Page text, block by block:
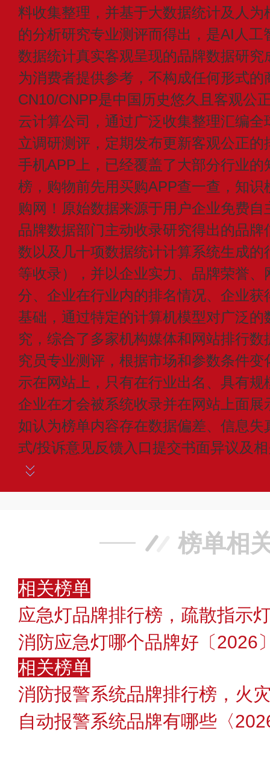
料收集整理，并基于大数据统计及人
的分析研究专业测评而得出，是AI人
数据统计真实客观呈现的品牌数据研
为消费者提供参考，不构成任何形式
CN10/CNPP是中国历史悠久且客观公
云计算公司，通过广泛收集整理汇编
立调研测评，定期发布更新客观公正
手机APP上，已经覆盖了大部分行业
榜，购物前先用买购APP查一查，知
购网！原始数据来源于用户企业免费
品牌数据部门主动收录研究得出的品
数以及几十项数据统计计算系统生成
等收录），并以企业实力、品牌荣誉
分、企业在行业内的排名情况、企业
基础，通过特定的计算机模型对广泛
究，综合了多家机构媒体和网站排行
究员专业测评，根据市场和参数条件
示在网站上，只有在行业出名、具有
企业在才会被系统收录并在网站上面
如认为榜单内容存在数据偏差、信息
式/投诉意见反馈入口提交书面异议及
榜单相
相关榜单
应急灯品牌排行榜，疏散指示
消防应急灯哪个品牌好〔2026
相关榜单
消防报警系统品牌排行榜，火
自动报警系统品牌有哪些〈